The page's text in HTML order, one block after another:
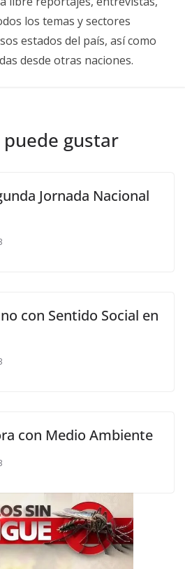
los temas y sectores
estados del país, así como
desde otras naciones.
gustar
Jornada Nacional
con Sentido Social en
con Medio Ambiente